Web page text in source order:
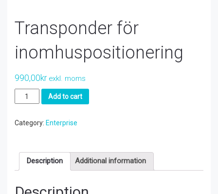
Transponder för
inomhuspositionering
990,00kr exkl. moms
Transponder
för
quantity
Add to cart
Category: Enterprise
Description Additional information